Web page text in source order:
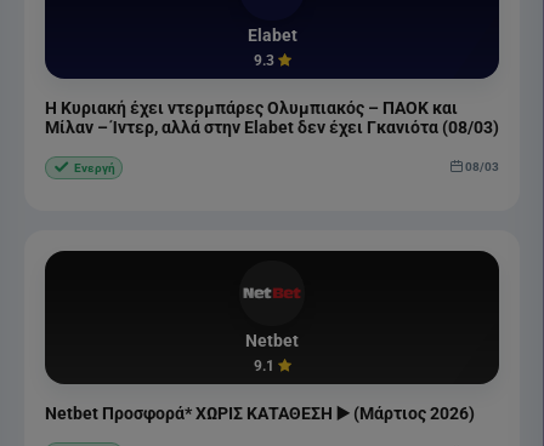
Elabet
9.3
Η Κυριακή έχει ντερμπάρες Ολυμπιακός – ΠΑΟΚ και
Μίλαν – Ίντερ, αλλά στην Elabet δεν έχει Γκανιότα (08/03)
Ενεργή 08/03
Netbet
9.1
Netbet Προσφορά* ΧΩΡΙΣ ΚΑΤΑΘΕΣΗ ▶️ (Μάρτιος 2026)